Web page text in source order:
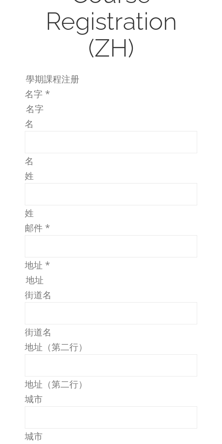
Registration
(ZH)
學期課程注册
名字 *
名字
名
名
姓
姓
邮件 *
地址 *
地址
街道名
街道名
地址（第二行）
地址（第二行）
城市
城市